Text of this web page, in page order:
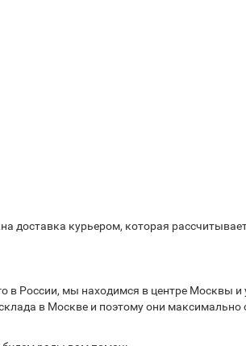
курьером, которая
России, мы находимся в центре Москвы и
в Москве и поэтому они максимально